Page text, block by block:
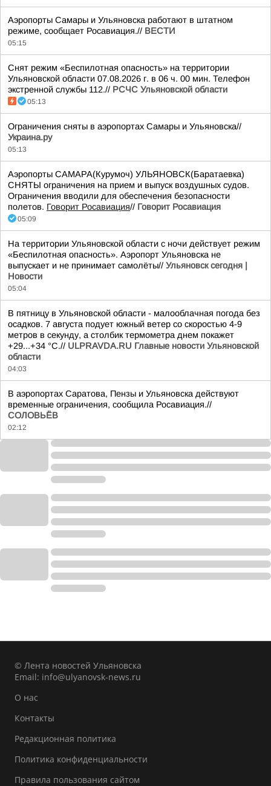
Аэропорты Самары и Ульяновска работают в штатном
режиме, сообщает Росавиация.// ВЕСТИ
05:15
Снят режим «Беспилотная опасность» на территории
Ульяновской области 07.08.2026 г. в 06 ч. 00 мин. Телефон
экстренной службы 112.// РСЧС Ульяновской области
05:13
Ограничения сняты в аэропортах Самары и Ульяновска//
Украина.ру
05:13
Аэропорты САМАРА(Курумоч) УЛЬЯНОВСК(Баратаевка)
СНЯТЫ ограничения на прием и выпуск воздушных судов.
Ограничения вводили для обеспечения безопасности
полетов. Говорит Росавиация// Говорит Росавиация
05:09
На территории Ульяновской области с ночи действует режим
«Беспилотная опасность». Аэропорт Ульяновска не
выпускает и не принимает самолёты// Ульяновск сегодня |
Новости
05:04
В пятницу в Ульяновской области - малооблачная погода без
осадков. 7 августа подует южный ветер со скоростью 4-9
метров в секунду, а столбик термометра днем покажет
+29...+34 °C.// ULPRAVDA.RU Главные новости Ульяновской
области
04:03
В аэропортах Саратова, Пензы и Ульяновска действуют
временные ограничения, сообщила Росавиация.//
СОЛОВЬЁВ
02:12
© Лента новостей Ульяновска
Email: info@ulyanovsk-news.ru
О нас
Контакты
Редакционная политика
Политика конфиденциальности
Правила пользования сайтом